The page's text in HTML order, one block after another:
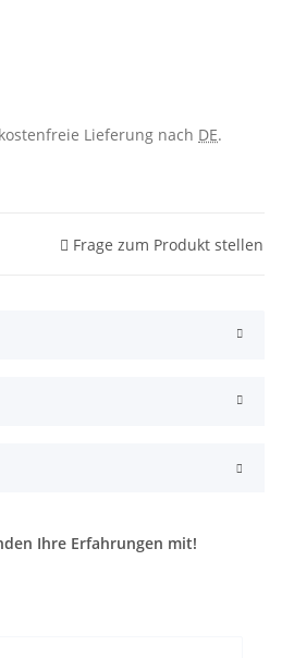
Lieferung nach DE.
Frage zum Produkt stellen
Ihre Erfahrungen mit!